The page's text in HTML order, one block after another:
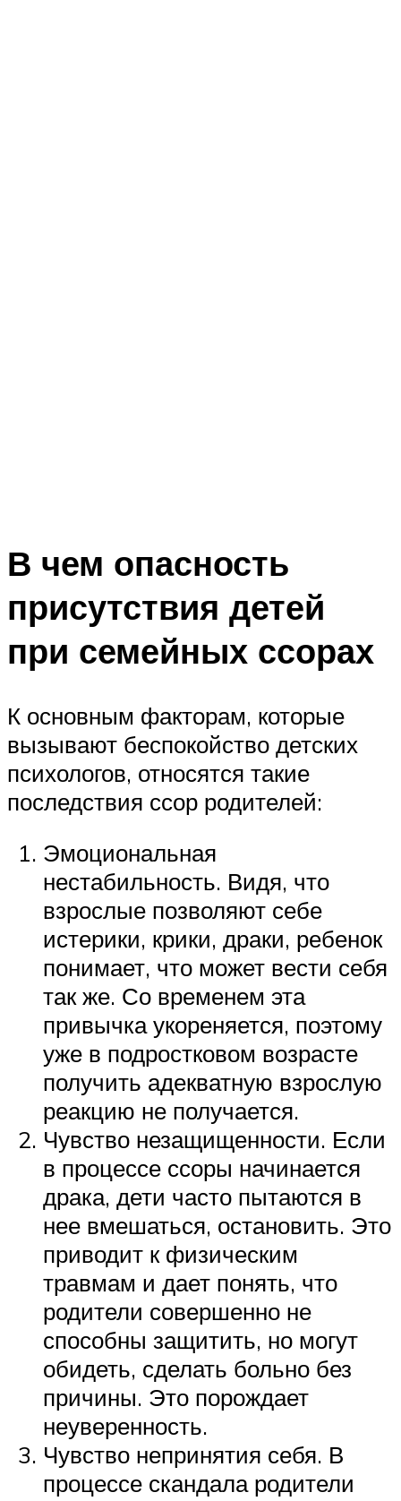
В чем опасность
присутствия детей
при семейных ссорах
К основным факторам, которые
вызывают беспокойство детских
психологов, относятся такие
последствия ссор родителей:
Эмоциональная
нестабильность. Видя, что
взрослые позволяют себе
истерики, крики, драки, ребенок
понимает, что может вести себя
так же. Со временем эта
привычка укореняется, поэтому
уже в подростковом возрасте
получить адекватную взрослую
реакцию не получается.
Чувство незащищенности. Если
в процессе ссоры начинается
драка, дети часто пытаются в
нее вмешаться, остановить. Это
приводит к физическим
травмам и дает понять, что
родители совершенно не
способны защитить, но могут
обидеть, сделать больно без
причины. Это порождает
неуверенность.
Чувство непринятия себя. В
процессе скандала родители